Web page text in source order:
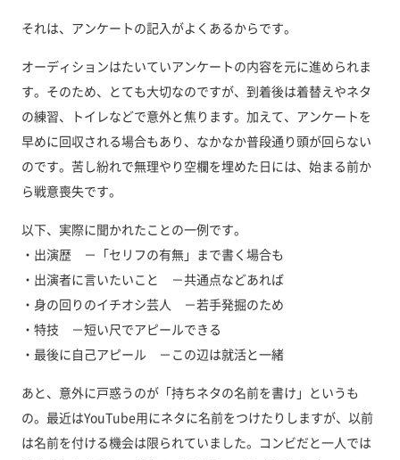
それは、アンケートの記入がよくあるからです。
オーディションはたいていアンケートの内容を元に進められま
す。そのため、とても大切なのですが、到着後は着替えやネタ
の練習、トイレなどで意外と焦ります。加えて、アンケートを
早めに回収される場合もあり、なかなか普段通り頭が回らない
のです。苦し紛れで無理やり空欄を埋めた日には、始まる前か
ら戦意喪失です。
以下、実際に聞かれたことの一例です。
・出演歴 －「セリフの有無」まで書く場合も
・出演者に言いたいこと －共通点などあれば
・身の回りのイチオシ芸人 －若手発掘のため
・特技 －短い尺でアピールできる
・最後に自己アピール －この辺は就活と一緒
あと、意外に戸惑うのが「持ちネタの名前を書け」というも
の。最近はYouTube用にネタに名前をつけたりしますが、以前
は名前を付ける機会は限られていました。コンビだと一人では